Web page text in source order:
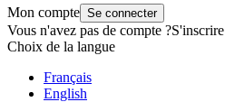
Mon compte Se connecter
Vous n'avez pas de compte ?S'inscrire
Choix de la langue
Français
English